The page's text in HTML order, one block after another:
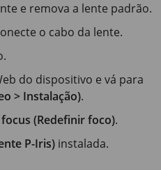
e remova a lente padrão.
o cabo da lente.
do dispositivo e vá para
> Instalação).
focus (Redefinir foco).
P-Iris) instalada.